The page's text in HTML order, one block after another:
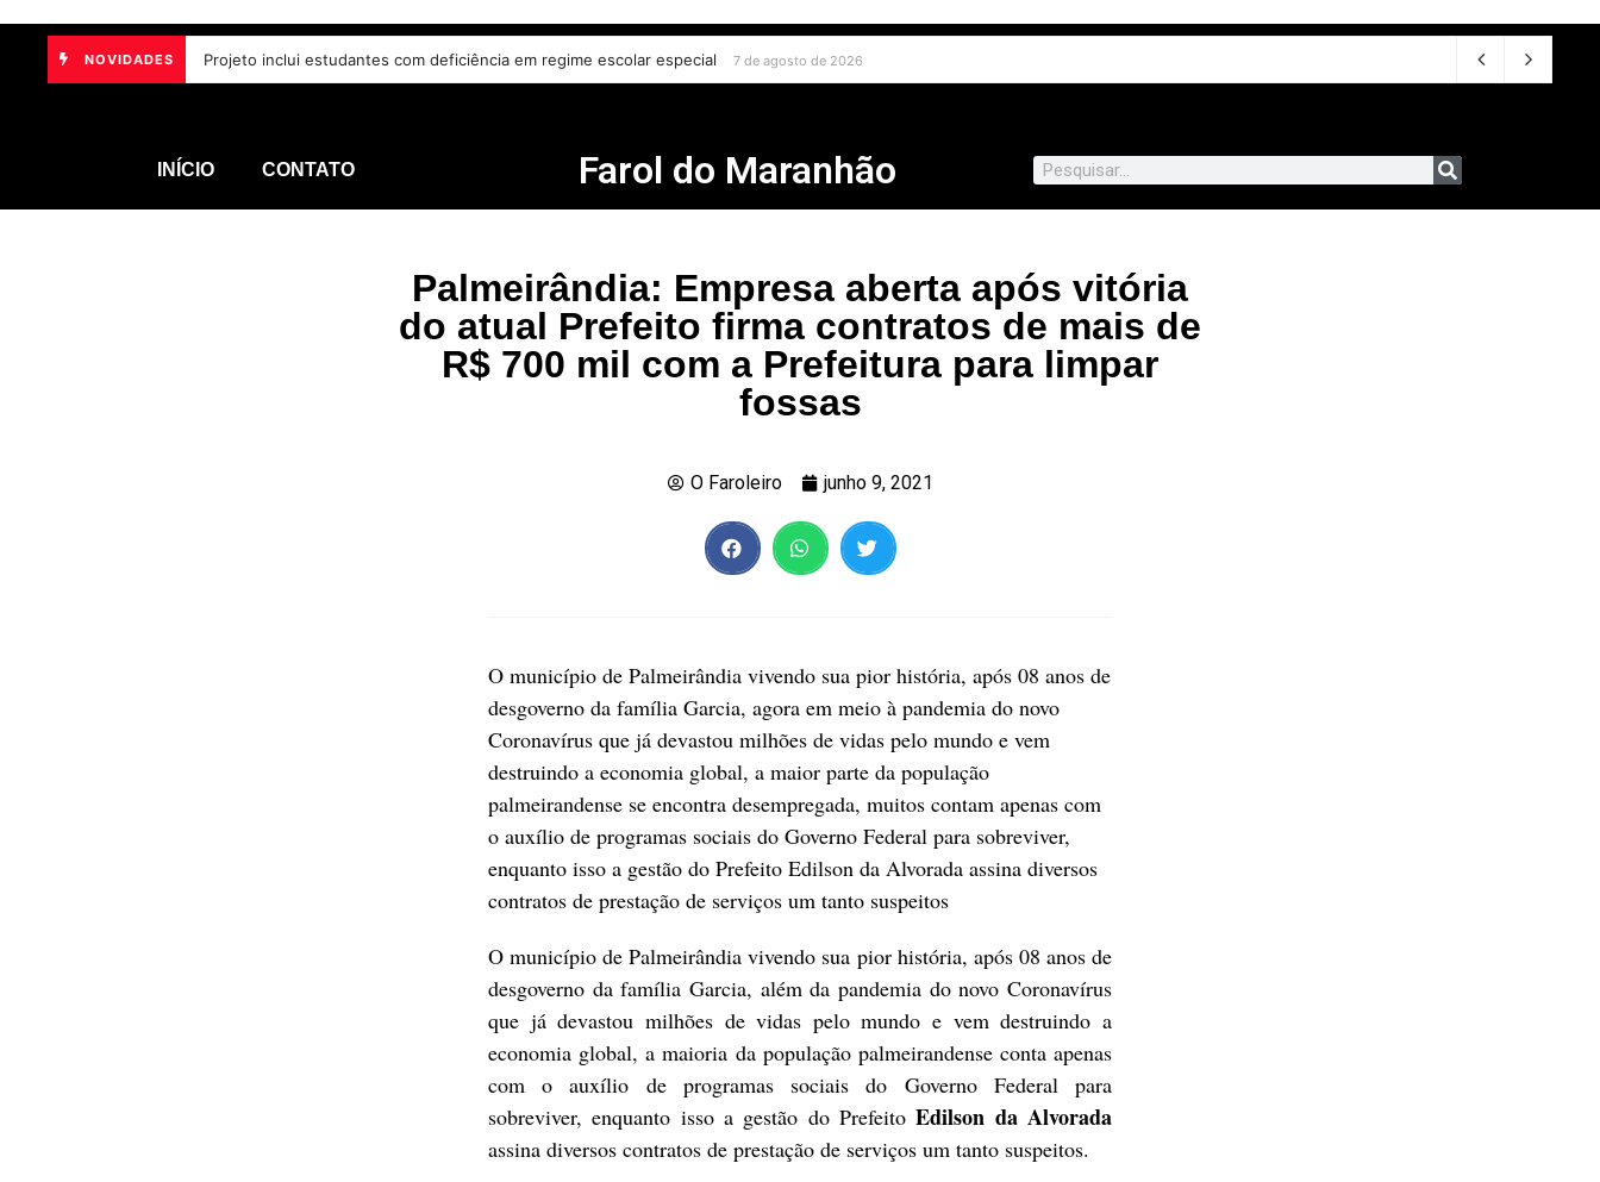
NOVIDADES Lei aumenta penas para violência sexual digital contra crianças e adolescentes e endurece punições
INÍCIO CONTATO Farol do Maranhão
Palmeirândia: Empresa aberta após vitória
do atual Prefeito firma contratos de mais de
R$ 700 mil com a Prefeitura para limpar
fossas
O Faroleiro junho 9, 2021
O município de Palmeirândia vivendo sua pior história, após 08 anos de
desgoverno da família Garcia, agora em meio à pandemia do novo
Coronavírus que já devastou milhões de vidas pelo mundo e vem
destruindo a economia global, a maior parte da população
palmeirandense se encontra desempregada, muitos contam apenas com
o auxílio de programas sociais do Governo Federal para sobreviver,
enquanto isso a gestão do Prefeito Edilson da Alvorada assina diversos
contratos de prestação de serviços um tanto suspeitos
O município de Palmeirândia vivendo sua pior história, após 08 anos de
desgoverno da família Garcia, além da pandemia do novo Coronavírus
que já devastou milhões de vidas pelo mundo e vem destruindo a
economia global, a maioria da população palmeirandense conta apenas
com o auxílio de programas sociais do Governo Federal para
sobreviver, enquanto isso a gestão do PrefeitoEdilson da Alvorada
assina diversos contratos de prestação de serviços um tanto suspeitos.